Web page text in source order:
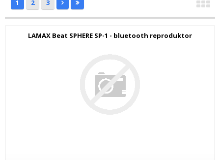
1 2 3
LAMAX Beat SPHERE SP-1 - bluetooth reproduktor